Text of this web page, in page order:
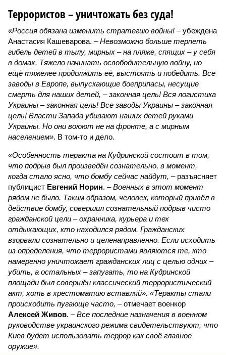
Террористов – уничтожать без суда!
«Россия обязана изменить стратегию войны! – убеждена
Анастасия Кашеварова. –Невозможно больше терпеть
гибель детей в тылу, мирных – на пляже, спящих – у себя
в домах. Тяжело начинать освободительную войну, но
ещё тяжелее продолжить её, выстоять и победить. Все
заводы в Европе, выпускающие боеприпасы, несущие
смерть для наших детей, – законная цель! Вся логистика
Украины – законная цель! Все заводы Украины – законная
цель! Власти Запада убивают наших детей руками
Украины. Но они воюют не на фронте, а с мирным
населением». В том-то и дело.
«Особенность теракта на Кудринской состоит в том,
что подрыв был произведён сознательно, в момент,
когда стало ясно, что бомбу сейчас найдут, – разъясняет
публицист Евгений Норин. –Военных в этот момент
рядом не было. Таким образом, человек, который привёл в
действие бомбу, совершил сознательный подрыв чисто
гражданской цели – охранника, курьера и тех
отдыхающих, кто находился рядом. Гражданских
взорвали сознательно и целенаправленно. Если исходить
из определения, что террористами являются те, кто
намеренно уничтожает гражданских лиц с целью одних –
убить, а остальных – запугать, то на Кудринской
площади был совершён классический террористический
акт, хоть в хрестоматию вставляй». «Теракты стали
происходить пугающе часто, – отмечает военкор
Алексей Живов. –Все последние назначения в военном
руководстве украинского режима свидетельствуют, что
Киев будет использовать террор как своё главное
оружие».